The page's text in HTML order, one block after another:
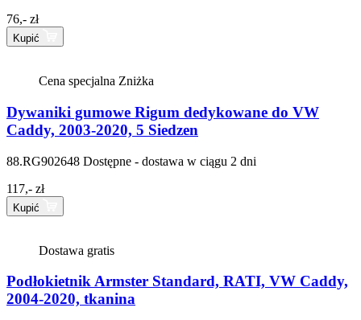
76,- zł
Kupić
Cena specjalna Zniżka
Dywaniki gumowe Rigum dedykowane do VW
Caddy, 2003-2020, 5 Siedzen
88.RG902648 Dostępne - dostawa w ciągu 2 dni
117,- zł
Kupić
Dostawa gratis
Podłokietnik Armster Standard, RATI, VW Caddy,
2004-2020, tkanina